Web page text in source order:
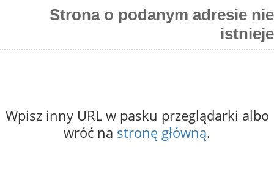
Strona o podanym adresie nie
istnieje
Wpisz inny URL w pasku przeglądarki albo
wróć na stronę główną.